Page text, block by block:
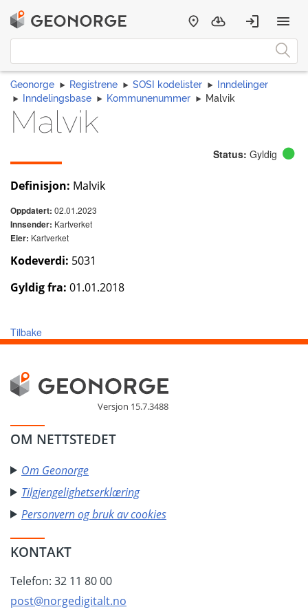
Geonorge Registrene SOSI kodelister
Inndelinger
Inndelingsbase
Kommunenummer Malvik
Malvik
Status: Gyldig
Definisjon: Malvik
Oppdatert: 02.01.2023
Innsender: Kartverket
Eier: Kartverket
Kodeverdi: 5031
Gyldig fra: 01.01.2018
Tilbake